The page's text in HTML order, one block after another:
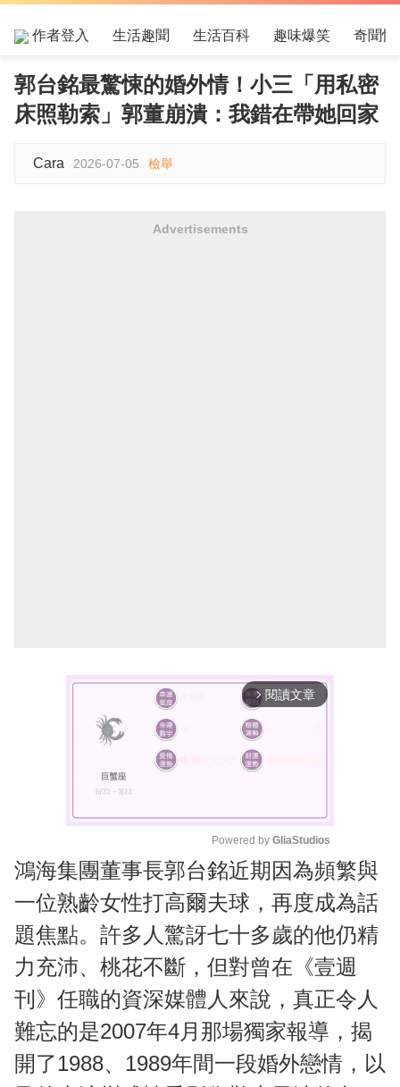
作者登入 生活趣聞 生活百科 趣味爆笑 奇聞怪
郭台銘最驚悚的婚外情！小三「用私密
床照勒索」郭董崩潰：我錯在帶她回家
Cara 2026-07-05 檢舉
Advertisements
arrow_forward_ios 閱讀文章
M
u
t
e
Powered by GliaStudios
鴻海集團董事長郭台銘近期因為頻繁與
一位熟齡女性打高爾夫球，再度成為話
題焦點。許多人驚訝七十多歲的他仍精
力充沛、桃花不斷，但對曾在《壹週
刊》任職的資深媒體人來說，真正令人
難忘的是2007年4月那場獨家報導，揭
開了1988、1989年間一段婚外戀情，以